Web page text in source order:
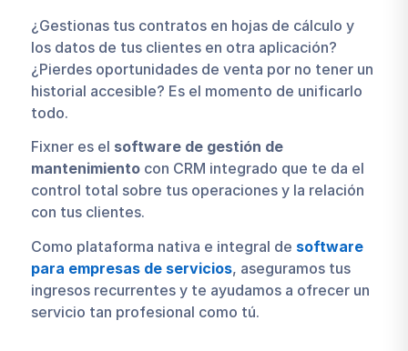
¿Gestionas tus contratos en hojas de cálculo y
los datos de tus clientes en otra aplicación?
¿Pierdes oportunidades de venta por no tener un
historial accesible? Es el momento de unificarlo
todo.
Fixner es el software de gestión de
mantenimientocon CRM integrado que te da el
control total sobre tus operaciones y la relación
con tus clientes.
Como plataforma nativa e integral de software
para empresas de servicios, aseguramos tus
ingresos recurrentes y te ayudamos a ofrecer un
servicio tan profesional como tú.